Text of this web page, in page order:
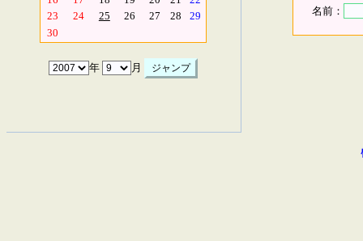
23
24 25 26 27 28
29
30
年 月
名前：